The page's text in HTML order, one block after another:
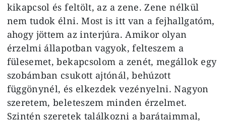
kikapcsol és feltölt, az a zene. Zene nélkül
nem tudok élni. Most is itt van a fejhallgatóm,
ahogy jöttem az interjúra. Amikor olyan
érzelmi állapotban vagyok, felteszem a
fülesemet, bekapcsolom a zenét, megállok egy
szobámban csukott ajtónál, behúzott
függönynél, és elkezdek vezényelni. Nagyon
szeretem, beleteszem minden érzelmet.
Szintén szeretek találkozni a barátaimmal,